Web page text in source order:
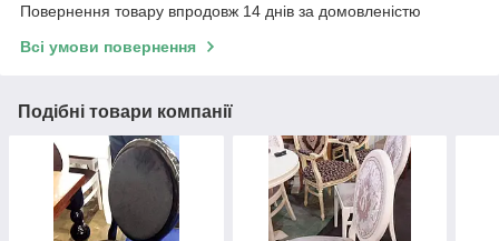
Повернення товару впродовж 14 днів за домовленістю
Всі умови повернення
Подібні товари компанії